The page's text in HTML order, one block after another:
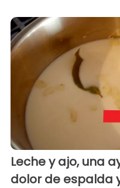
Leche y ajo, una
dolor de espalda